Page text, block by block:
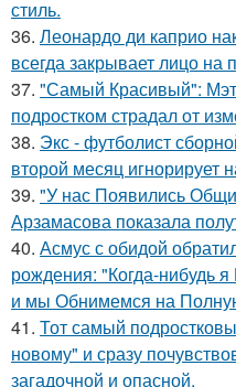
стиль.
36. Леонардо ди каприо
всегда закрывает лицо на
37. "Самый Красивый":
подростком страдал от
38. Экс - футболист
второй месяц игнорирует
39. "У нас Появились
Арзамасова показала
40. Асмус с обидой
рождения: "Когда-нибудь
и мы Обнимемся на
41. Тот самый
новому" и сразу
загадочной и опасной.